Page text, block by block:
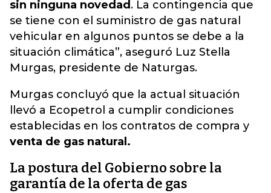
sin ninguna novedad . La contingencia que
se tiene con el suministro de gas natural
vehicular en algunos puntos se debe a la
situación climática”, aseguró Luz Stella
Murgas, presidente de Naturgas.
Murgas concluyó que la actual situación
llevó a Ecopetrol a cumplir condiciones
establecidas en los contratos de compra y
venta de gas natural.
La postura del Gobierno sobre la
garantía de la oferta de gas